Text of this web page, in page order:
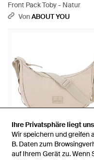
Ihre Privatsphäre liegt
Wir speichern und greifen
B. Daten zum
auf Ihrem Gerät zu. Wenn
Ihre Privatsphäre liegt
Wir speichern und greifen
B. Daten zum
auf Ihrem Gerät zu. Wenn
Front Pack Toby - Natur
VonABOUT YOU
31,46 €